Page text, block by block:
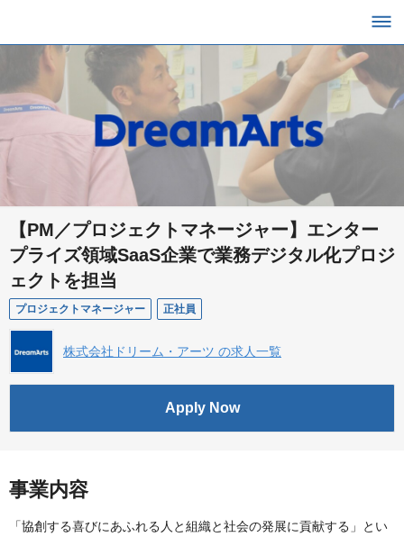
【PM／プロジェクトマネージャー】エンター
プライズ領域SaaS企業で業務デジタル化プロジ
ェクトを担当
プロジェクトマネージャー 正社員
株式会社ドリーム・アーツ の求人一覧
Apply Now
事業内容
「協創する喜びにあふれる人と組織と社会の発展に貢献する」とい